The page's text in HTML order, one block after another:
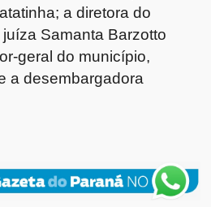
a diretora do
Samanta Barzotto
geral do município,
a desembargadora